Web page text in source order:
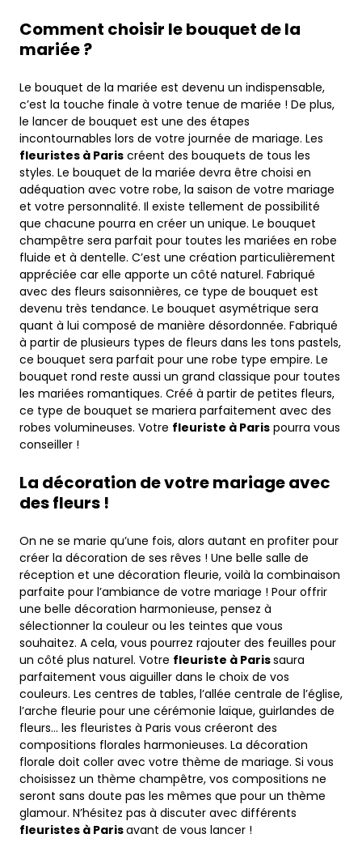
Comment choisir le bouquet de la
mariée ?
Le bouquet de la mariée est devenu un indispensable,
c’est la touche finale à votre tenue de mariée ! De plus,
le lancer de bouquet est une des étapes
incontournables lors de votre journée de mariage. Les
fleuristes à Paris créent des bouquets de tous les
styles. Le bouquet de la mariée devra être choisi en
adéquation avec votre robe, la saison de votre mariage
et votre personnalité. Il existe tellement de possibilité
que chacune pourra en créer un unique. Le bouquet
champêtre sera parfait pour toutes les mariées en robe
fluide et à dentelle. C’est une création particulièrement
appréciée car elle apporte un côté naturel. Fabriqué
avec des fleurs saisonnières, ce type de bouquet est
devenu très tendance. Le bouquet asymétrique sera
quant à lui composé de manière désordonnée. Fabriqué
à partir de plusieurs types de fleurs dans les tons pastels,
ce bouquet sera parfait pour une robe type empire. Le
bouquet rond reste aussi un grand classique pour toutes
les mariées romantiques. Créé à partir de petites fleurs,
ce type de bouquet se mariera parfaitement avec des
robes volumineuses. Votre fleuriste à Paris pourra vous
conseiller !
La décoration de votre mariage avec
des fleurs !
On ne se marie qu’une fois, alors autant en profiter pour
créer la décoration de ses rêves ! Une belle salle de
réception et une décoration fleurie, voilà la combinaison
parfaite pour l’ambiance de votre mariage ! Pour offrir
une belle décoration harmonieuse, pensez à
sélectionner la couleur ou les teintes que vous
souhaitez. A cela, vous pourrez rajouter des feuilles pour
un côté plus naturel. Votre fleuriste à Parissaura
parfaitement vous aiguiller dans le choix de vos
couleurs. Les centres de tables, l’allée centrale de l’église,
l’arche fleurie pour une cérémonie laïque, guirlandes de
fleurs… les fleuristes à Paris vous créeront des
compositions florales harmonieuses. La décoration
florale doit coller avec votre thème de mariage. Si vous
choisissez un thème champêtre, vos compositions ne
seront sans doute pas les mêmes que pour un thème
glamour. N’hésitez pas à discuter avec différents
fleuristes à Parisavant de vous lancer !